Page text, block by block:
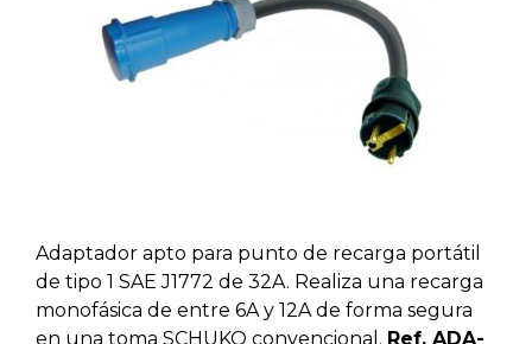
Adaptador apto para punto de recarga portátil
de tipo 1 SAE J1772 de 32A. Realiza una recarga
monofásica de entre 6A y 12A de forma segura
en una toma SCHUKO convencional. Ref. ADA-